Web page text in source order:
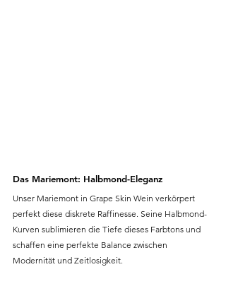
Das Mariemont: Halbmond-Eleganz
Unser Mariemont in Grape Skin Wein verkörpert
perfekt diese diskrete Raffinesse. Seine Halbmond-
Kurven sublimieren die Tiefe dieses Farbtons und
schaffen eine perfekte Balance zwischen
Modernität und Zeitlosigkeit.